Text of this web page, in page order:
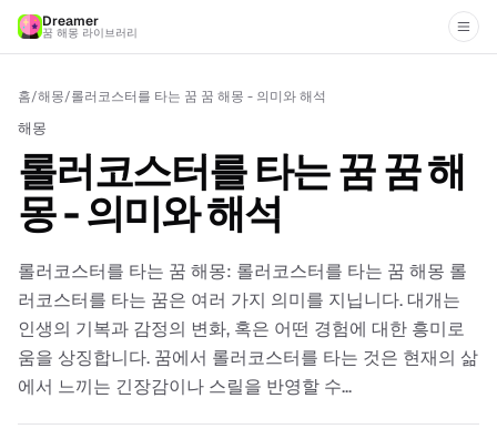
Dreamer
꿈 해몽 라이브러리
홈/해몽/롤러코스터를 타는 꿈 꿈 해몽 - 의미와 해석
해몽
롤러코스터를 타는 꿈 꿈 해
몽 - 의미와 해석
롤러코스터를 타는 꿈 해몽: 롤러코스터를 타는 꿈 해몽 롤
러코스터를 타는 꿈은 여러 가지 의미를 지닙니다. 대개는
인생의 기복과 감정의 변화, 혹은 어떤 경험에 대한 흥미로
움을 상징합니다. 꿈에서 롤러코스터를 타는 것은 현재의 삶
에서 느끼는 긴장감이나 스릴을 반영할 수...